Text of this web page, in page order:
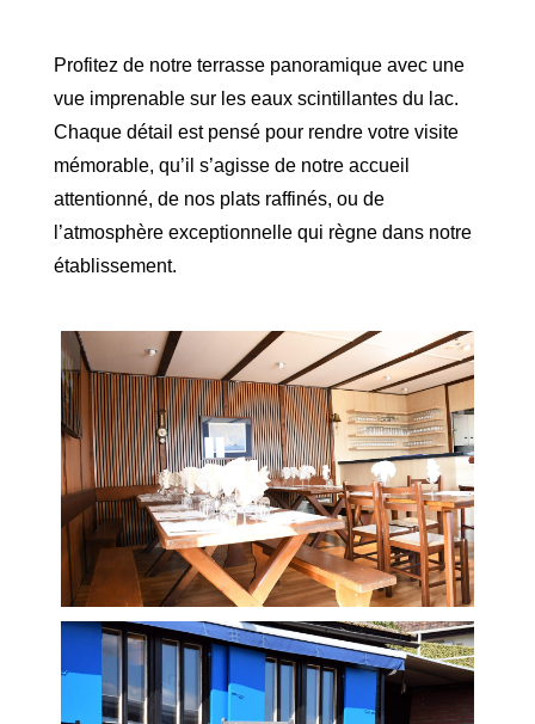
Profitez de notre terrasse panoramique avec une
vue imprenable sur les eaux scintillantes du lac.
Chaque détail est pensé pour rendre votre visite
mémorable, qu’il s’agisse de notre accueil
attentionné, de nos plats raffinés, ou de
l’atmosphère exceptionnelle qui règne dans notre
établissement.